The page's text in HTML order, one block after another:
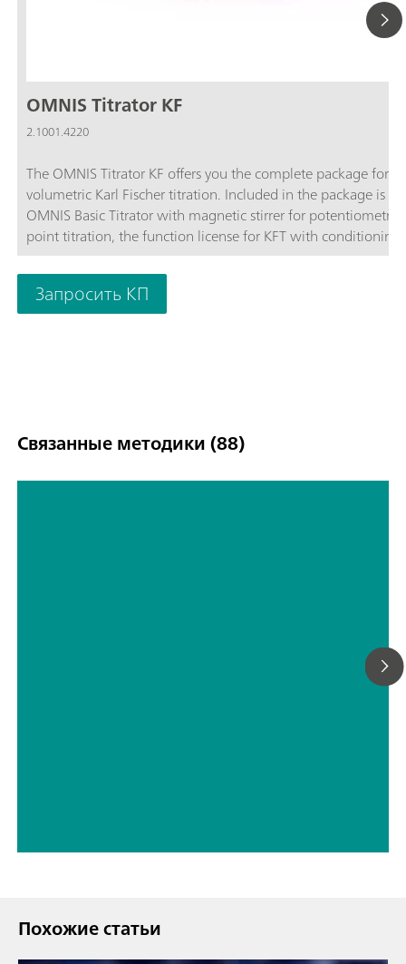
OMNIS Titrator KF
2.1001.4220
The OMNIS Titrator KF offers you the complete package for
volumetric Karl Fischer titration. Included in the package is
OMNIS Basic Titrator with magnetic stirrer for potentiometric
point titration, the function license for KFT with
OMNIS Solvent Module and the complete accessories for
Karl Fischer titration.Benefit from the unique user-
automatic start of titration after sample addition and
safety thanks to contact-free reagent handling with the 3S-
Запросить КП
Связанные методики (88)
Похожие статьи